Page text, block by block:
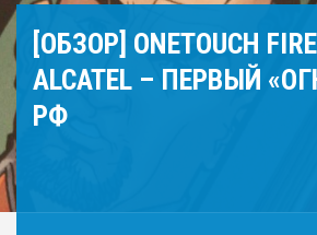
[ОБЗОР] ONETOUCH
ALCATEL – ПЕРВЫЙ
РФ